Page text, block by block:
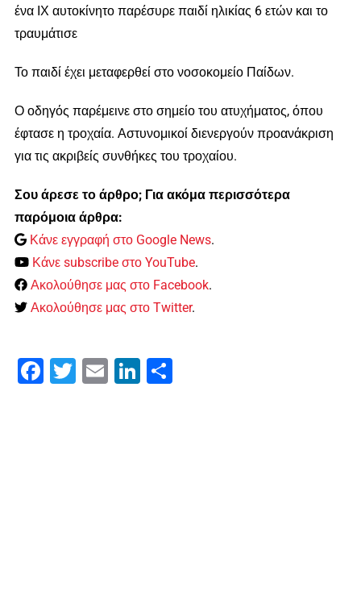
ένα ΙΧ αυτοκίνητο παρέσυρε παιδί ηλικίας 6 ετών και το
τραυμάτισε
Το παιδί έχει μεταφερθεί στο νοσοκομείο Παίδων.
Ο οδηγός παρέμεινε στο σημείο του ατυχήματος, όπου
έφτασε η τροχαία. Αστυνομικοί διενεργούν προανάκριση
για τις ακριβείς συνθήκες του τροχαίου.
Σου άρεσε το άρθρο; Για ακόμα περισσότερα
παρόμοια άρθρα:
Κάνε εγγραφή στο Google News.
Κάνε subscribe στο YouTube.
Ακολούθησε μας στο Facebook.
Ακολούθησε μας στο Twitter.
Facebook
Twitter Email LinkedIn